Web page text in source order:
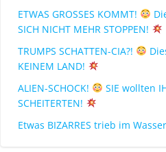
ETWAS GROSSES KOMMT!
SICH NICHT MEHR STOPPEN!
TRUMPS SCHATTEN-CIA?!
KEINEM LAND!
ALIEN-SCHOCK!
SIE wollten
SCHEITERTEN!
Etwas BIZARRES trieb im